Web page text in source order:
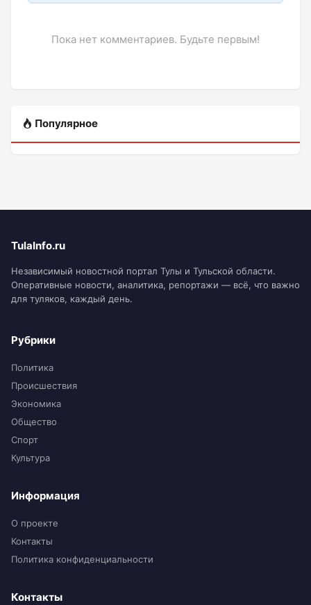
Пока нет комментариев. Будьте первым!
Популярное
TulaInfo.ru
Независимый новостной портал Тулы и Тульской области.
Оперативные новости, аналитика, репортажи — всё, что важно
для туляков, каждый день.
Рубрики
Политика
Происшествия
Экономика
Общество
Спорт
Культура
Информация
О проекте
Контакты
Политика конфиденциальности
Контакты